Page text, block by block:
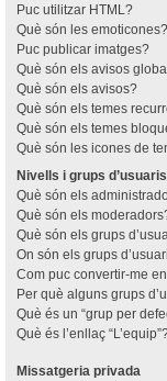
Puc utilitzar HTML?
Què són les emoticones?
Puc publicar imatges?
Què són els avisos
Què són els avisos?
Què són els temes
Què són els temes
Què són les icones de
Nivells i grups d’usuaris
Què són els
Què són els
Què són els grups
On són els grups
Com puc convertir-me
Per què alguns grups
Què és un “grup per
Què és l’enllaç
Missatgeria privada